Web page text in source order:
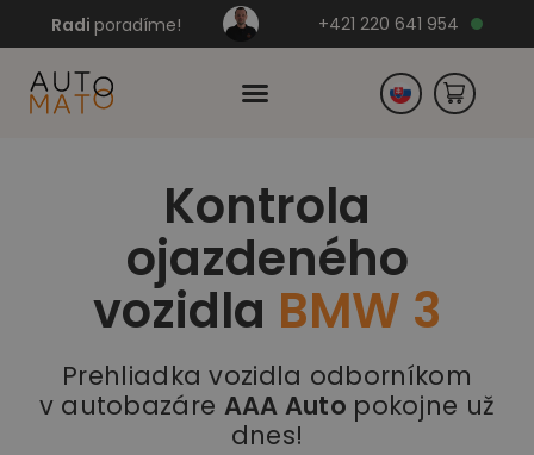
Radi poradíme! +421 220 641 954
Kontrola
ojazdeného
vozidla BMW 3
Prehliadka vozidla odborníkom
v autobazáre AAA Auto pokojne už
dnes!